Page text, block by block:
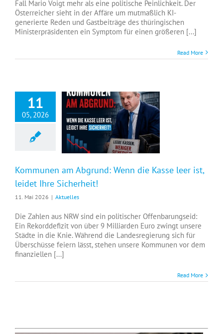
Fall Mario Voigt mehr als eine politische Peinlichkeit. Der
Österreicher sieht in der Affäre um mutmaßlich KI-
generierte Reden und Gastbeiträge des thüringischen
Ministerpräsidenten ein Symptom für einen größeren [...]
Read More
11
05, 2026
Kommunen am Abgrund: Wenn die Kasse leer ist,
leidet Ihre Sicherheit!
11. Mai 2026 | Aktuelles
Die Zahlen aus NRW sind ein politischer Offenbarungseid:
Ein Rekorddefizit von über 9 Milliarden Euro zwingt unsere
Städte in die Knie. Während die Landesregierung sich für
Überschüsse feiern lässt, stehen unsere Kommunen vor dem
finanziellen [...]
Read More